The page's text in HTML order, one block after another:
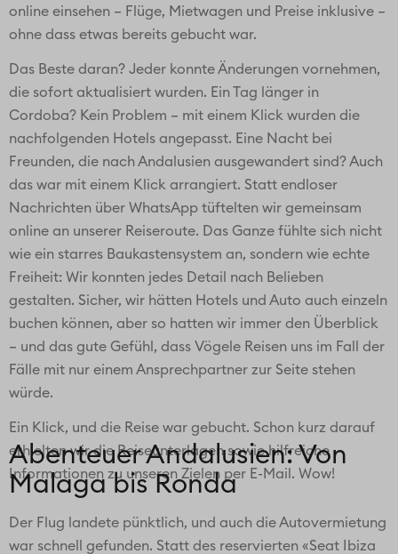
online einsehen – Flüge, Mietwagen und Preise inklusive –
ohne dass etwas bereits gebucht war.
Das Beste daran? Jeder konnte Änderungen vornehmen,
die sofort aktualisiert wurden. Ein Tag länger in
Cordoba? Kein Problem – mit einem Klick wurden die
nachfolgenden Hotels angepasst. Eine Nacht bei
Freunden, die nach Andalusien ausgewandert sind? Auch
das war mit einem Klick arrangiert. Statt endloser
Nachrichten über WhatsApp tüftelten wir gemeinsam
online an unserer Reiseroute. Das Ganze fühlte sich nicht
wie ein starres Baukastensystem an, sondern wie echte
Freiheit: Wir konnten jedes Detail nach Belieben
gestalten. Sicher, wir hätten Hotels und Auto auch einzeln
buchen können, aber so hatten wir immer den Überblick
– und das gute Gefühl, dass Vögele Reisen uns im Fall der
Fälle mit nur einem Ansprechpartner zur Seite stehen
würde.
Ein Klick, und die Reise war gebucht. Schon kurz darauf
erhielten wir die Reiseunterlagen sowie hilfreiche
Informationen zu unseren Zielen per E-Mail. Wow!
Abenteuer Andalusien: Von
Malaga bis Ronda
Der Flug landete pünktlich, und auch die Autovermietung
war schnell gefunden. Statt des reservierten «Seat Ibiza